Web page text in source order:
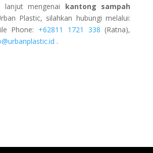
lanjut mengenai kantong sampah
Plastic, silahkan hubungi melalui:
Phone: +62811 1721 338 (Ratna),
.